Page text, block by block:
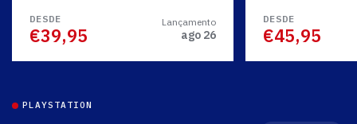
DESDE
€39,95
Lançamento
ago 26
DESDE
€45,95
PLAYSTATION